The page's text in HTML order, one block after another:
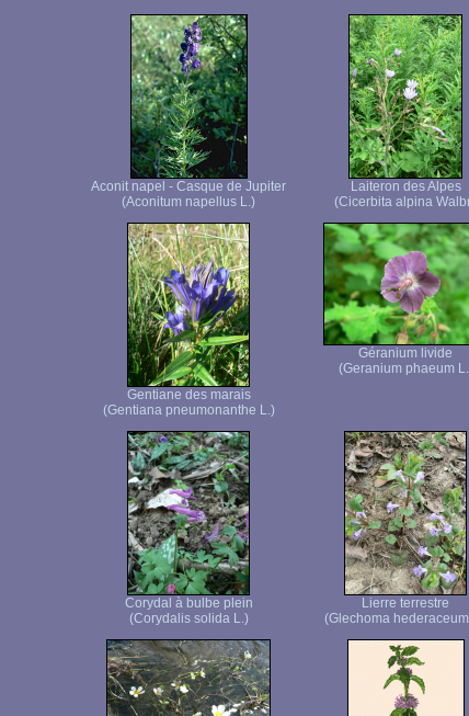
Aconit napel - Casque de Jupiter
(Aconitum napellus L.)
Laiteron des Alpes
(Cicerbita alpina
Gentiane des marais
(Gentiana pneumonanthe L.)
Géranium livide
(Geranium phaeum
Corydal à bulbe plein
(Corydalis solida L.)
Lierre terrestre
(Glechoma